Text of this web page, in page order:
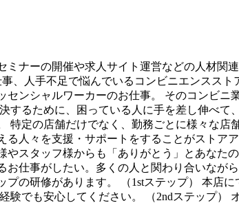
ナーの開催や求人サイト運営などの人材関
、人手不足で悩んでいるコンビニエンスス
ンシャルワーカーのお仕事。 そのコンビ
するために、困っている人に手を差し伸べ
特定の店舗だけでなく、勤務ごとに様々な
人々を支援・サポートをすることがスト
スタッフ様からも「ありがとう」とあな
仕事がしたい。多くの人と関わり合いな
の研修があります。 （1stステップ） 本店
験でも安心してください。 （2ndステップ